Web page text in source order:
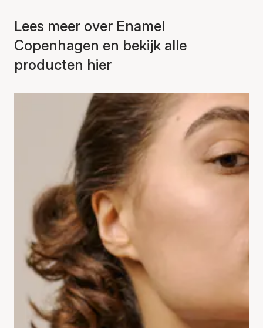
Lees meer over Enamel
Copenhagen en bekijk alle
producten hier